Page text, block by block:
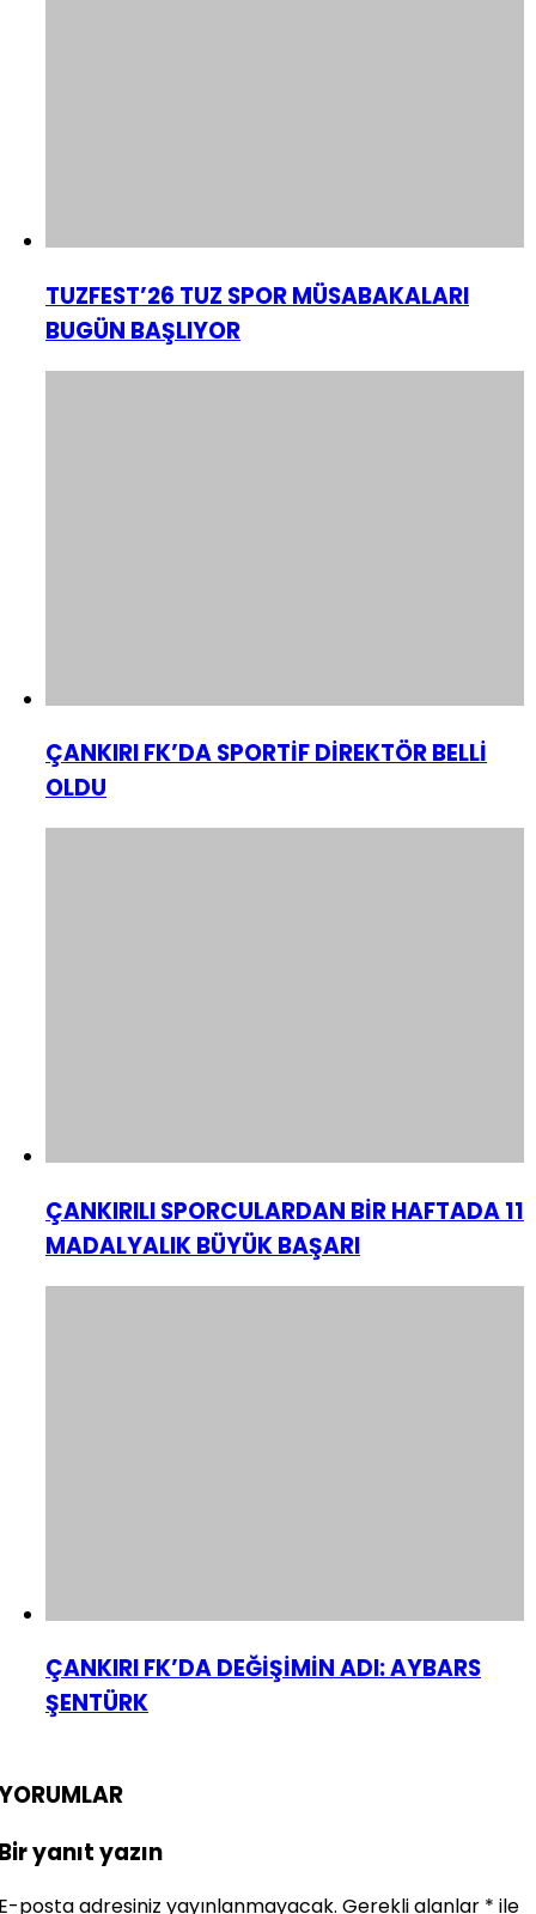
TUZFEST’26 TUZ SPOR MÜSABAKALARI
BUGÜN BAŞLIYOR
ÇANKIRI FK’DA SPORTİF DİREKTÖR BELLİ
OLDU
ÇANKIRILI SPORCULARDAN BİR HAFTADA 11
MADALYALIK BÜYÜK BAŞARI
ÇANKIRI FK’DA DEĞİŞİMİN ADI: AYBARS
ŞENTÜRK
yanıt yazın
posta adresiniz yayınlanmayacak. Gerekli alanlar * ile